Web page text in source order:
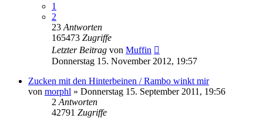
1
2
23 Antworten
165473 Zugriffe
Letzter Beitrag von Muffin
Donnerstag 15. November 2012, 19:57
Zucken mit den Hinterbeinen / Rambo winkt mir
von morphl » Donnerstag 15. September 2011, 19:56
2 Antworten
42791 Zugriffe